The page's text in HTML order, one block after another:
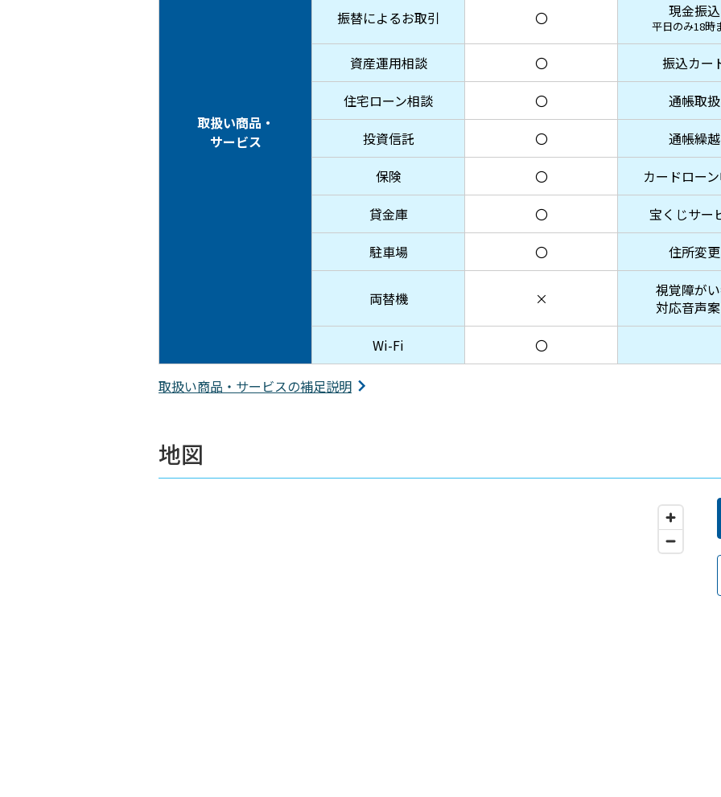
取扱い商品・
サービス
振替によるお取引 〇 現金振込
平日のみ18時
資産運用相談 〇 振込カー
住宅ローン相談
〇 通帳取扱
投資信託
〇 通帳繰越
保険
〇 カードロー
貸金庫
〇 宝くじサー
駐車場
〇 住所変更
両替機 ×
視覚障が
対応音声
Wi-Fi 〇
取扱い商品・サービスの補足説明
地図